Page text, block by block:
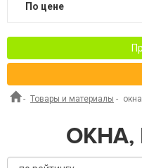
По цене
- Товары и материалы -
ОКНА,